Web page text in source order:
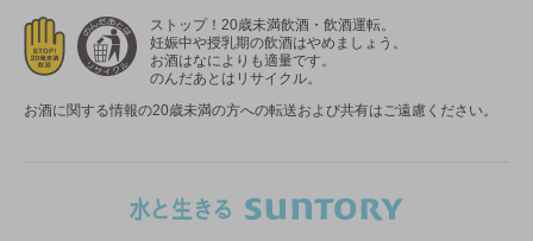
ストップ！20歳未満飲酒・飲酒運転。
妊娠中や授乳期の飲酒はやめましょう。
お酒はなによりも適量です。
のんだあとはリサイクル。
お酒に関する情報の20歳未満の方への転送および共有はご遠慮ください。